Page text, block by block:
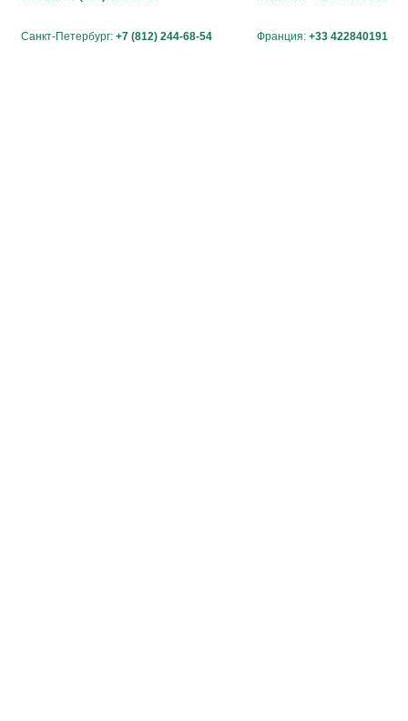
Санкт-Петербург: +7 (812) 244-68-54 Франция: +33 422840191